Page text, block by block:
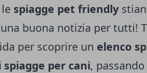
spiagge pet friendly
buona notizia per tutti!
per scoprire un elenco
per cani,